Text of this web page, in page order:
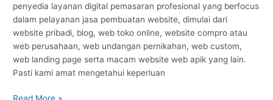
penyedia layanan digital pemasaran profesional yang berfocus
dalam pelayanan jasa pembuatan website, dimulai dari
website pribadi, blog, web toko online, website compro atau
web perusahaan, web undangan pernikahan, web custom,
web landing page serta macam website web apik yang lain.
Pasti kami amat mengetahui keperluan
#1